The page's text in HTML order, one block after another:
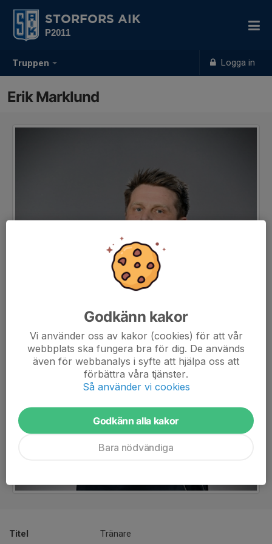
Truppen Logga in
STORFORS AIK
P2011
Erik Marklund
Titel Tränare
Godkänn kakor
Vi använder oss av kakor (cookies) för att vår
webbplats ska fungera bra för dig. De används
även för webbanalys i syfte att hjälpa oss att
förbättra våra tjänster.
Så använder vi cookies
Godkänn alla kakor
Bara nödvändiga